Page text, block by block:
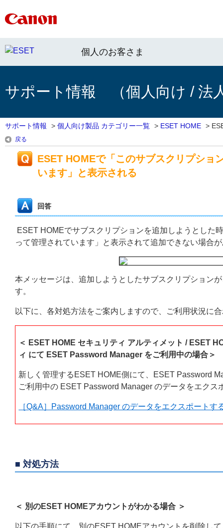
個人のお客さま
サポート情報 （個人向け / 法
サポート情報 > 個人向け製品 カテゴリー一覧 > ESET HOME >
戻る
ESET HOMEで「このサブスクリプショ
います」と表示される
回答
ESET HOMEでサブスクリプションを追加しようとした
って管理されています」と表示されて追加できない場合
本メッセージは、追加しようとしたサブスクリプション
す。
以下に、各対処方法をご案内しますので、ご利用状況に
＜ ESET HOME セキュリティ アルティメット / ESET
ィ にて ESET Password Manager をご利用中の場合＞
新しく管理するESET HOME側にて、ESET Password
ご利用中の ESET Password Manager のデータをエクス
［Q&A］Password Manager のデータをエクスポートす
■ 対処方法
＜ 別のESET HOMEアカウントがわかる場合 ＞
以下の手順にて、別のESET HOMEアカウントを削除し